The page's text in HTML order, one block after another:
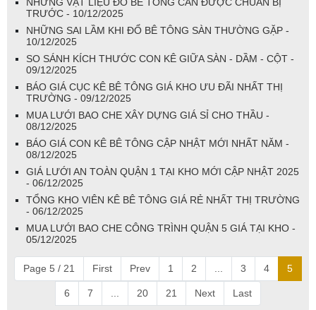
TRƯỚC - 10/12/2025
NHỮNG SAI LẦM KHI ĐỔ BÊ TÔNG SÀN THƯỜNG GẶP -
10/12/2025
SO SÁNH KÍCH THƯỚC CON KÊ GIỮA SÀN - DẦM - CỘT -
09/12/2025
BÁO GIÁ CỤC KÊ BÊ TÔNG GIÁ KHO ƯU ĐÃI NHẤT THỊ
TRƯỜNG - 09/12/2025
MUA LƯỚI BAO CHE XÂY DỰNG GIÁ SỈ CHO THẦU -
08/12/2025
BÁO GIÁ CON KÊ BÊ TÔNG CẬP NHẬT MỚI NHẤT NĂM -
08/12/2025
GIÁ LƯỚI AN TOÀN QUẬN 1 TẠI KHO MỚI CẬP NHẬT 2025
- 06/12/2025
TỔNG KHO VIÊN KÊ BÊ TÔNG GIÁ RẺ NHẤT THỊ TRƯỜNG
- 06/12/2025
MUA LƯỚI BAO CHE CÔNG TRÌNH QUẬN 5 GIÁ TẠI KHO -
05/12/2025
Page 5 / 21 First Prev 1 2 3 4 5
6 7 20 21 Next Last